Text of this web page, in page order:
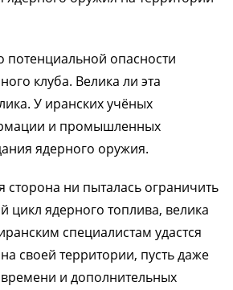
потенциальной опасности
клуба. Велика ли эта
У иранских учёных
и промышленных
ядерного оружия.
сторона ни пыталась ограничить
цикл ядерного топлива, велика
специалистам удастся
своей территории, пусть даже
и дополнительных